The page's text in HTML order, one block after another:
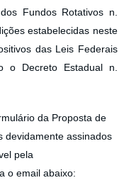
Fundos Rotativos n.
estabelecidas neste
das Leis Federais
o Decreto Estadual n.
da Proposta de
devidamente assinados
pela
o email abaixo: